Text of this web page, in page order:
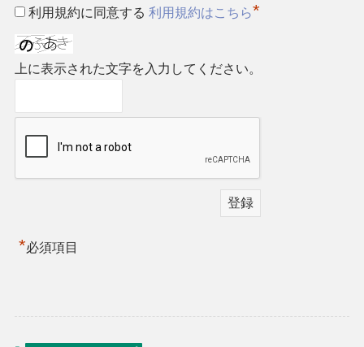
利用規約に同意する 利用規約はこちら*
上に表示された文字を入力してください。
*必須項目